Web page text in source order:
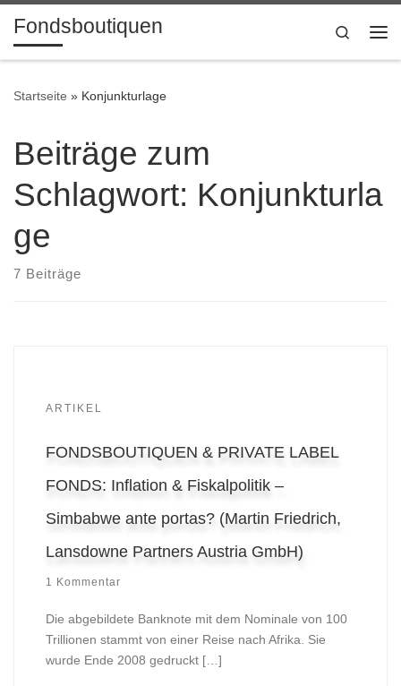
Zum Inhalt springen
Fondsboutiquen
Search
Startseite » Konjunkturlage
Beiträge zum
Schlagwort: Konjunkturla
ge
7 Beiträge
ARTIKEL
FONDSBOUTIQUEN & PRIVATE LABEL
FONDS: Inflation & Fiskalpolitik –
Simbabwe ante portas? (Martin Friedrich,
Lansdowne Partners Austria GmbH)
1 Kommentar
Die abgebildete Banknote mit dem Nominale von 100
Trillionen stammt von einer Reise nach Afrika. Sie
wurde Ende 2008 gedruckt […]